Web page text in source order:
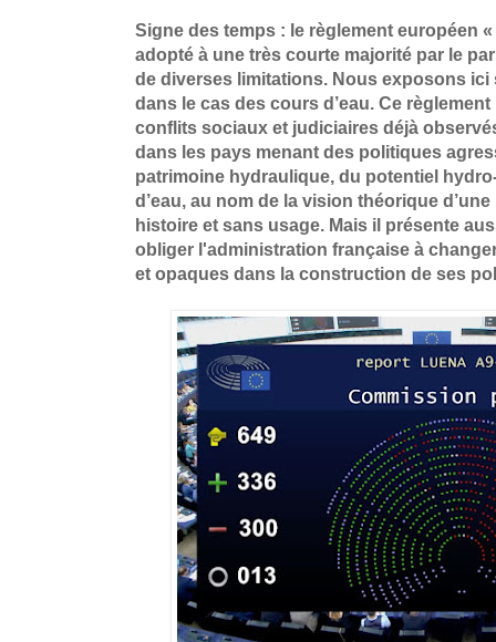
Signe des temps : le règlement européen
adopté à une très courte majorité par le
de diverses limitations. Nous exposons
dans le cas des cours d’eau. Ce
conflits sociaux et judiciaires déjà
dans les pays menant des politiques
patrimoine hydraulique, du potentiel
d’eau, au nom de la vision théorique
histoire et sans usage. Mais il présente
obliger l'administration française à
et opaques dans la construction de ses